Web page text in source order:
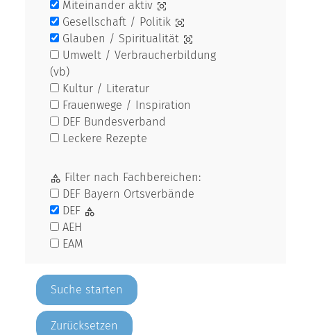
Miteinander aktiv
Gesellschaft / Politik
Glauben / Spiritualität
Umwelt / Verbraucherbildung
(vb)
Kultur / Literatur
Frauenwege / Inspiration
DEF Bundesverband
Leckere Rezepte
Filter nach Fachbereichen:
DEF Bayern Ortsverbände
DEF
AEH
EAM
Zurücksetzen